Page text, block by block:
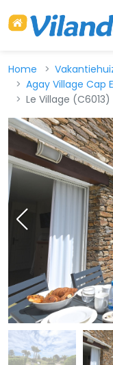
Home
Agay Village Cap
Le Village